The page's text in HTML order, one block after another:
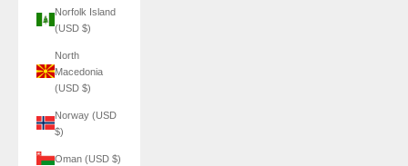
Norfolk Island
(USD $)
North
Macedonia
(USD $)
Norway (USD
$)
Oman (USD $)